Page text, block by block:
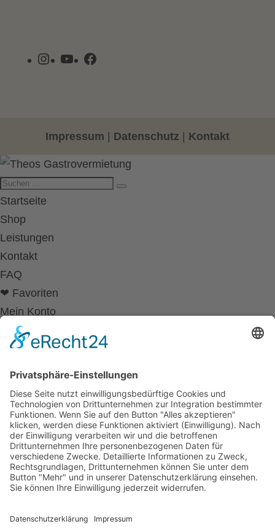
Instagram
YouTubeFacebook
Impressum Datenschutz Kontakt
Startseite
Shop
Leistungen
Kontakt
FAQ
❤ Favoriten
Mein Konto
Betriebsferien
Wir befinden uns vom
19.12.2025 bis einschließlich 07.01.2026
in unseren Betriebsferien.
In dieser Zeit werden Anfragen
kann es zu Verzögerungen bei der